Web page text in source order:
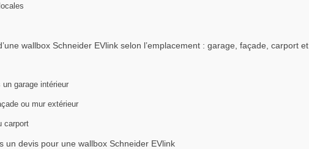
wallbox Schneider EVlink selon l’emplacement : garage, façade, carport et
garage intérieur
ou mur extérieur
carport
un devis pour une wallbox Schneider EVlink